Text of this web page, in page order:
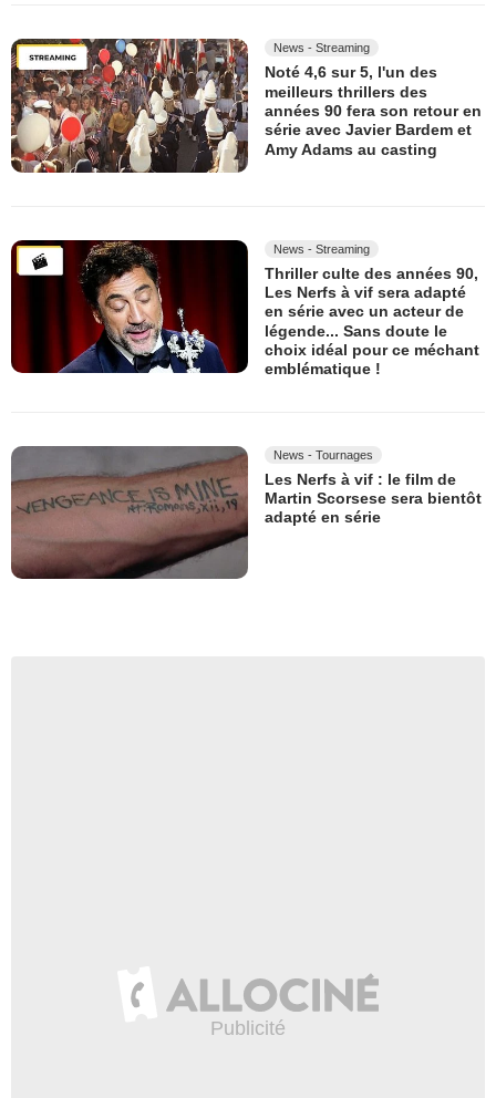
News - Streaming
Noté 4,6 sur 5, l'un des
meilleurs thrillers des
années 90 fera son retour en
série avec Javier Bardem et
Amy Adams au casting
News - Streaming
Thriller culte des années 90,
Les Nerfs à vif sera adapté
en série avec un acteur de
légende... Sans doute le
choix idéal pour ce méchant
emblématique !
News - Tournages
Les Nerfs à vif : le film de
Martin Scorsese sera bientôt
adapté en série